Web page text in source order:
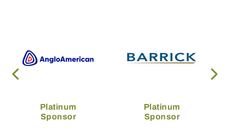
Platinum
Sponsor
Platinum
Sponsor